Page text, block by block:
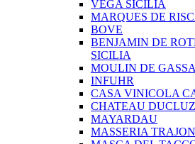
VEGA SICILIA
MARQUES DE
BOVE
BENJAMIN DE
SICILIA
MOULIN DE
INFUHR
CASA VINICOLA
CHATEAU
MAYARDAU
MASSERIA